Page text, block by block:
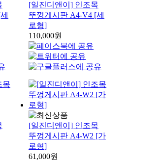
[일진디앤이] 인조목
뚜껑게시판 A4-V4 [세
로형]
110,000원
[일진디앤이] 인조목
뚜껑게시판 A4-W2 [가
로형]
61,000원